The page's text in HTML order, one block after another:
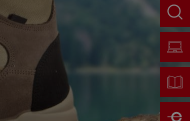
Situation, accès, météo
Météo